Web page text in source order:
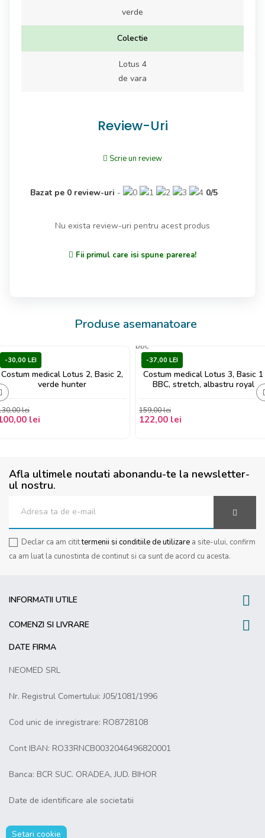
verde
Colectie
Lotus 4
de vara
Review-Uri
Scrie un review
Bazat pe 0 review-uri - 0/5
Nu exista review-uri pentru acest produs
Fii primul care isi spune parerea!
Produse asemanatoare
-30,00 LEI
Costum medical Lotus 2, Basic 2,
verde hunter
lei
lei
-37,00 LEI
Costum medical Lotus 3, Basic 1
BBC, stretch, albastru royal
159,00 lei
122,00 lei
Afla ultimele noutati abonandu-te la newsletter-
ul nostru.
Declar ca am citittermenii si conditiile de utilizare a site-ului, confirm
ca am luat la cunostinta de continut si ca sunt de acord cu acesta.
INFORMATII UTILE 
COMENZI SI LIVRARE 
DATE FIRMA
NEOMED SRL
Nr. Registrul Comertului: J05/1081/1996
Cod unic de inregistrare: RO8728108
Cont IBAN: RO33RNCB0032046496820001
Banca: BCR SUC. ORADEA, JUD. BIHOR
Date de identificare ale societatii
Setari cookie